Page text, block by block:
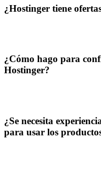
¿Hostinger tiene
¿Cómo hago para
Hostinger?
¿Se necesita
para usar los